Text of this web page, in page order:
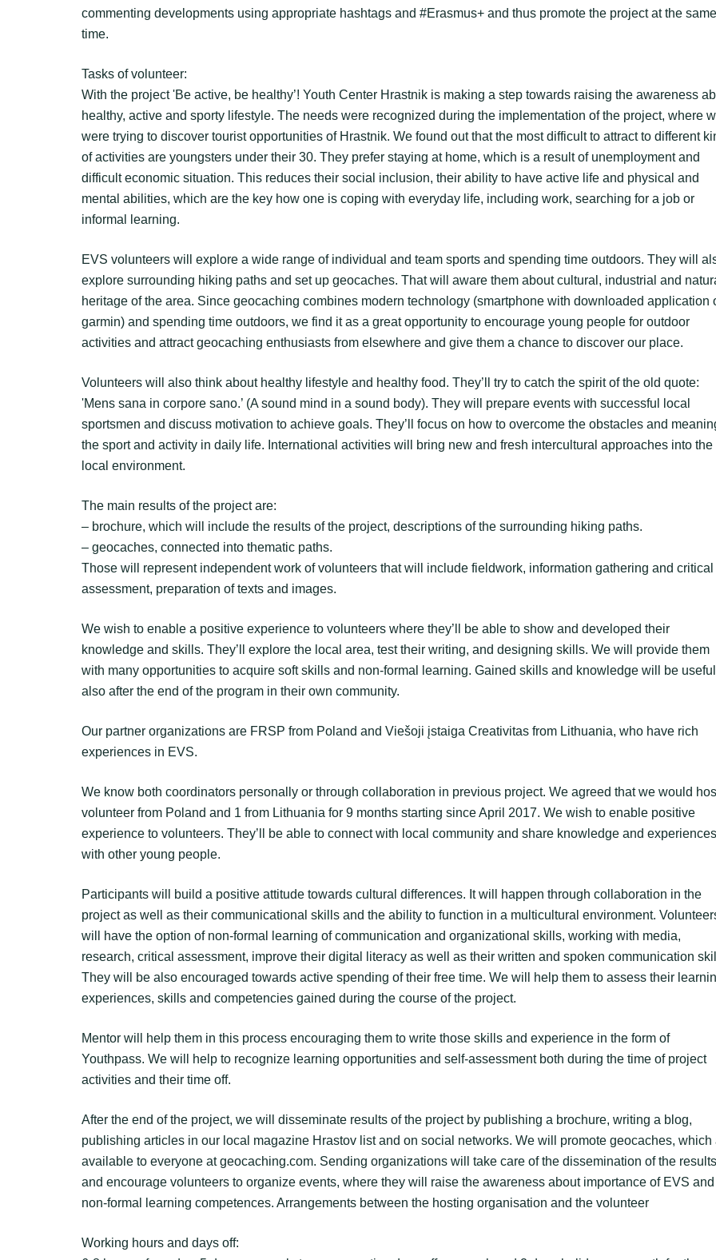
commenting developments using appropriate hashtags and #Erasmus+ and thus promote the project at the same
time.
Tasks of volunteer:
With the project 'Be active, be healthy’! Youth Center Hrastnik is making a step towards raising the awareness
healthy, active and sporty lifestyle. The needs were recognized during the implementation of the project, where
were trying to discover tourist opportunities of Hrastnik. We found out that the most difficult to attract to different
of activities are youngsters under their 30. They prefer staying at home, which is a result of unemployment and
difficult economic situation. This reduces their social inclusion, their ability to have active life and physical and
mental abilities, which are the key how one is coping with everyday life, including work, searching for a job or
informal learning.
EVS volunteers will explore a wide range of individual and team sports and spending time outdoors. They will
explore surrounding hiking paths and set up geocaches. That will aware them about cultural, industrial and
heritage of the area. Since geocaching combines modern technology (smartphone with downloaded application
garmin) and spending time outdoors, we find it as a great opportunity to encourage young people for outdoor
activities and attract geocaching enthusiasts from elsewhere and give them a chance to discover our place.
Volunteers will also think about healthy lifestyle and healthy food. They’ll try to catch the spirit of the old quote:
'Mens sana in corpore sano.’ (A sound mind in a sound body). They will prepare events with successful local
sportsmen and discuss motivation to achieve goals. They’ll focus on how to overcome the obstacles and
the sport and activity in daily life. International activities will bring new and fresh intercultural approaches into the
local environment.
The main results of the project are:
– brochure, which will include the results of the project, descriptions of the surrounding hiking paths.
– geocaches, connected into thematic paths.
Those will represent independent work of volunteers that will include fieldwork, information gathering and critical
assessment, preparation of texts and images.
We wish to enable a positive experience to volunteers where they’ll be able to show and developed their
knowledge and skills. They’ll explore the local area, test their writing, and designing skills. We will provide them
with many opportunities to acquire soft skills and non-formal learning. Gained skills and knowledge will be useful
also after the end of the program in their own community.
Our partner organizations are FRSP from Poland and Viešoji įstaiga Creativitas from Lithuania, who have rich
experiences in EVS.
We know both coordinators personally or through collaboration in previous project. We agreed that we would
volunteer from Poland and 1 from Lithuania for 9 months starting since April 2017. We wish to enable positive
experience to volunteers. They’ll be able to connect with local community and share knowledge and experiences
with other young people.
Participants will build a positive attitude towards cultural differences. It will happen through collaboration in the
project as well as their communicational skills and the ability to function in a multicultural environment.
will have the option of non-formal learning of communication and organizational skills, working with media,
research, critical assessment, improve their digital literacy as well as their written and spoken communication
They will be also encouraged towards active spending of their free time. We will help them to assess their
experiences, skills and competencies gained during the course of the project.
Mentor will help them in this process encouraging them to write those skills and experience in the form of
Youthpass. We will help to recognize learning opportunities and self-assessment both during the time of project
activities and their time off.
After the end of the project, we will disseminate results of the project by publishing a brochure, writing a blog,
publishing articles in our local magazine Hrastov list and on social networks. We will promote geocaches, which
available to everyone at geocaching.com. Sending organizations will take care of the dissemination of the results
and encourage volunteers to organize events, where they will raise the awareness about importance of EVS and
non-formal learning competences. Arrangements between the hosting organisation and the volunteer
Working hours and days off: